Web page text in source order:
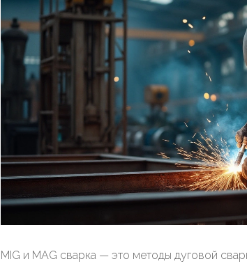
MIG и MAG сварка — это методы дуговой